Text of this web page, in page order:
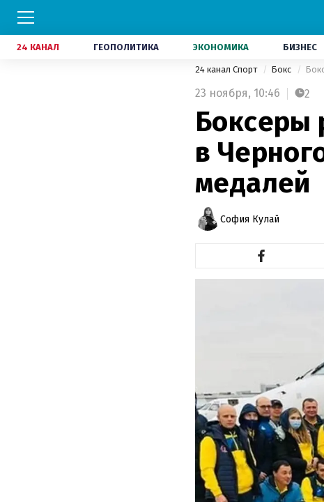
24 КАНАЛ ГЕОПОЛИТИКА ЭКОНОМИКА БИЗНЕС
24 канал Спорт Бокс
23 ноября, 10:46 2
Боксеры
в
медалей
София Кулай